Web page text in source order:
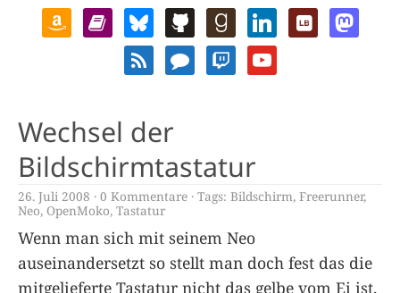
Wechsel der
Bildschirmtastatur
26. Juli 2008 0 Kommentare Tags: Bildschirm, Freerunner,
Neo, OpenMoko, Tastatur
Wenn man sich mit seinem Neo
auseinandersetzt so stellt man doch fest das die
mitgelieferte Tastatur nicht das gelbe vom Ei ist.